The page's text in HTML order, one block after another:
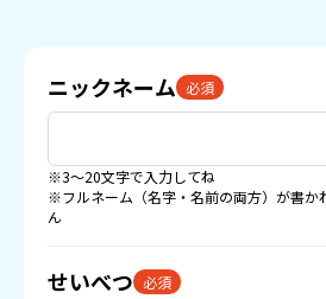
ニックネーム 必須
※3〜20文字で入力してね
※フルネーム（名字・名前の両方）が書か
ん
せいべつ 必須